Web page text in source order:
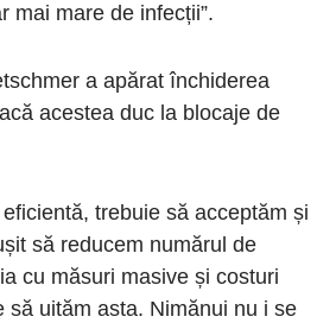
mai mare de infecții”.
a apărat închiderea
acestea duc la blocaje de
trebuie să acceptăm și
să reducem numărul de
cu măsuri masive și costuri
să uităm asta. Nimănui nu i se